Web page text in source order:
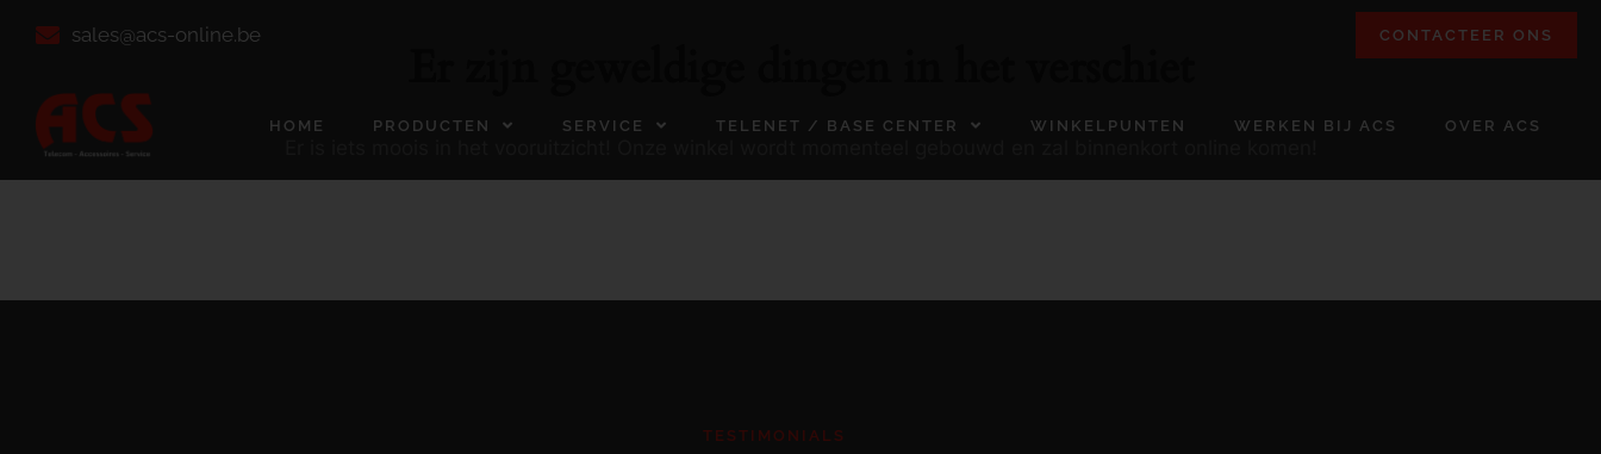
sales@acs-online.be CONTACTEER ONS
HOME PRODUCTEN SERVICE TELENET / BASE CENTER WINKELPUNTEN WERKEN BIJ ACS OVER ACS
TESTIMONIALS